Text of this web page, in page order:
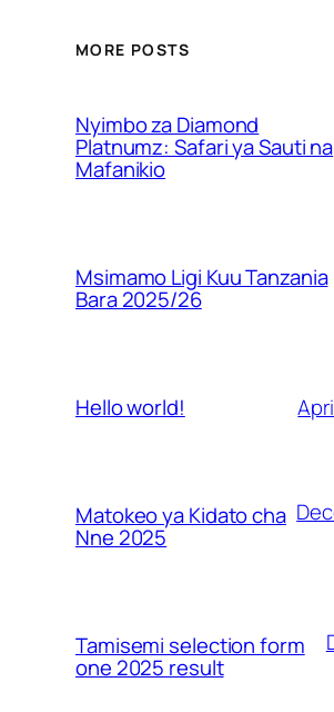
MORE POSTS
Nyimbo za Diamond
Platnumz: Safari ya Sauti na
Mafanikio
Msimamo Ligi Kuu Tanzania
Bara 2025/26
Hello world!
Matokeo ya Kidato cha
Nne 2025
Tamisemi selection form
one 2025 result